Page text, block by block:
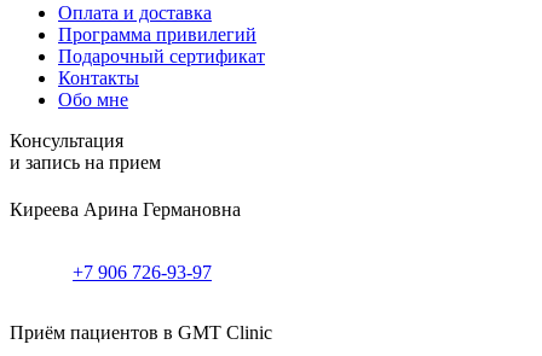
Оплата и доставка
Программа привилегий
Подарочный сертификат
Контакты
Обо мне
Консультация
и запись на прием
Киреева Арина Германовна
+7 906 726-93-97
Приём пациентов в GMT Clinic